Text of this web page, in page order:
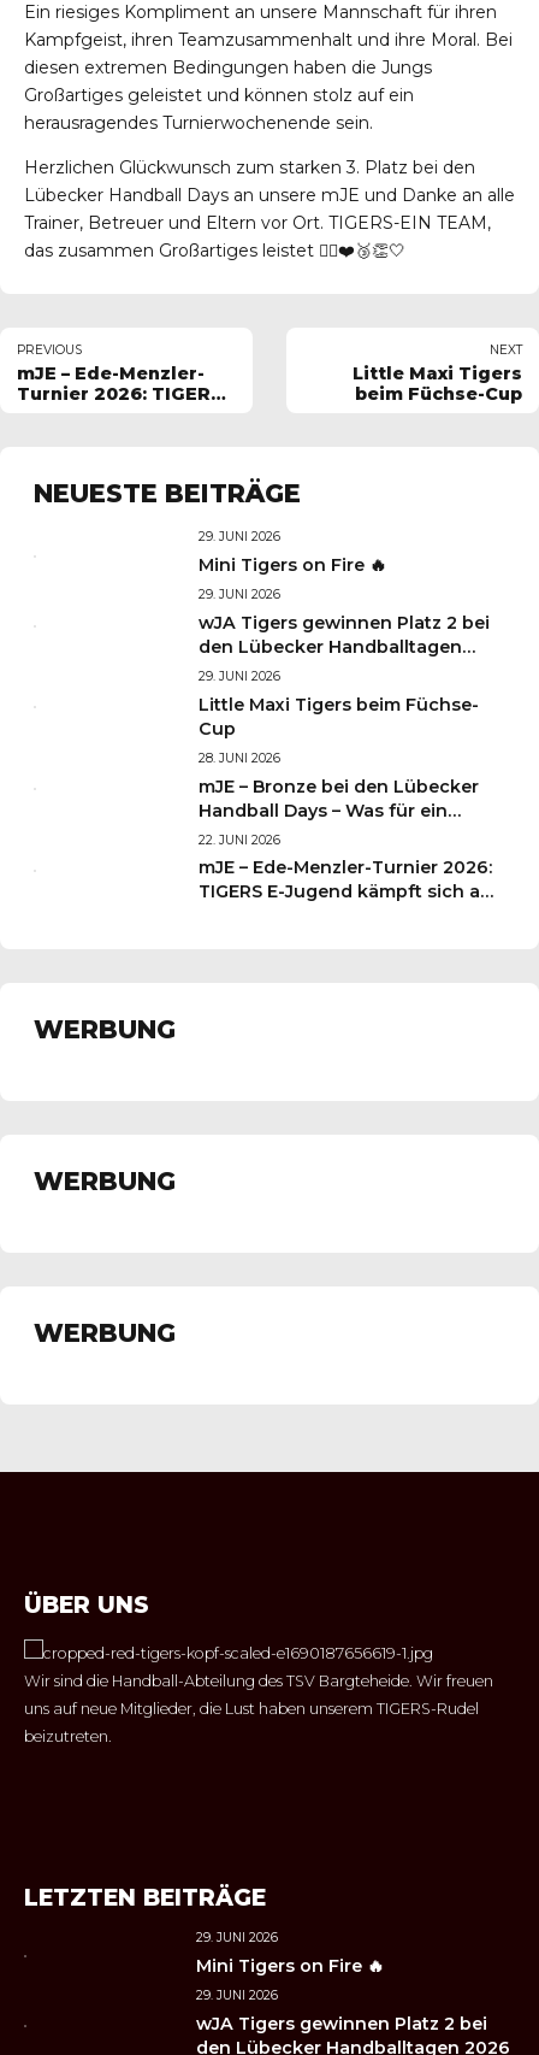
Ein riesiges Kompliment an unsere Mannschaft für ihren
Kampfgeist, ihren Teamzusammenhalt und ihre Moral. Bei
diesen extremen Bedingungen haben die Jungs
Großartiges geleistet und können stolz auf ein
herausragendes Turnierwochenende sein.
Herzlichen Glückwunsch zum starken 3. Platz bei den
Lübecker Handball Days an unsere mJE und Danke an alle
Trainer, Betreuer und Eltern vor Ort. TIGERS-EIN TEAM,
das zusammen Großartiges leistet 🤾‍♂️❤️🥉👏🤍
PREVIOUS
mJE – Ede-Menzler-
Turnier 2026: TIGERS
NEXT
Little Maxi Tigers
beim Füchse-Cup
NEUESTE BEITRÄGE
29. JUNI 2026
Mini Tigers on Fire 🔥
29. JUNI 2026
wJA Tigers gewinnen Platz 2 bei
den Lübecker Handballtagen
2026
29. JUNI 2026
Little Maxi Tigers beim Füchse-
Cup
28. JUNI 2026
mJE – Bronze bei den Lübecker
Handball Days – Was für ein
Wochenende für unsere kleinen
TIGERS
22. JUNI 2026
mJE – Ede-Menzler-Turnier 2026:
TIGERS E-Jugend kämpft sich auf
WERBUNG
WERBUNG
WERBUNG
ÜBER UNS
Wir sind die Handball-Abteilung des TSV Bargteheide. Wir freuen
uns auf neue Mitglieder, die Lust haben unserem TIGERS-Rudel
beizutreten.
LETZTEN BEITRÄGE
29. JUNI 2026
Mini Tigers on Fire 🔥
29. JUNI 2026
wJA Tigers gewinnen Platz 2 bei
den Lübecker Handballtagen 2026